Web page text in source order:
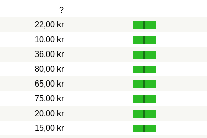
?
22,00 kr
10,00 kr
36,00 kr
80,00 kr
65,00 kr
75,00 kr
20,00 kr
15,00 kr